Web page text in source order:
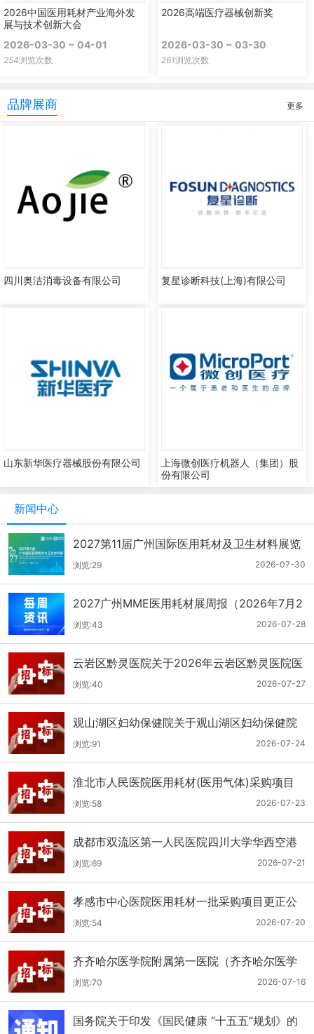
2026中国医用耗材产业海外发
展与技术创新大会
2026-03-30 ~ 04-01
254浏览次数
2026高端医疗器械创新奖
2026-03-30 ~ 03-30
261浏览次数
品牌展商 更多
四川奥洁消毒设备有限公司 复星诊断科技(上海)有限公司
山东新华医疗器械股份有限公司
上海微创医疗机器人（集团）股
份有限公司
新闻中心
2027第11届广州国际医用耗材及卫生材料展览
会（2026.7.21-7.27周报）
2026-07-30
浏览:29
2027广州MME医用耗材展周报（2026年7月2
1-27日）
2026-07-28
浏览:43
云岩区黔灵医院关于2026年云岩区黔灵医院医
用耗材采购项目（品目三）三次招标的公开招
标公告
2026-07-27
浏览:40
观山湖区妇幼保健院关于观山湖区妇幼保健院
医用耗材采购项目的公开招标公告
2026-07-24
浏览:91
淮北市人民医院医用耗材(医用气体)采购项目
（二次）招标公告
2026-07-23
浏览:58
成都市双流区第一人民医院四川大学华西空港
医院2026年第二批医用耗材采购项目招标公告
2026-07-21
浏览:69
孝感市中心医院医用耗材一批采购项目更正公
告
2026-07-20
浏览:54
齐齐哈尔医学院附属第一医院（齐齐哈尔医学
院第一临床医学院）口腔科医用耗材招标公告
2026-07-16
浏览:70
国务院关于印发《国民健康 “十五五”规划》的